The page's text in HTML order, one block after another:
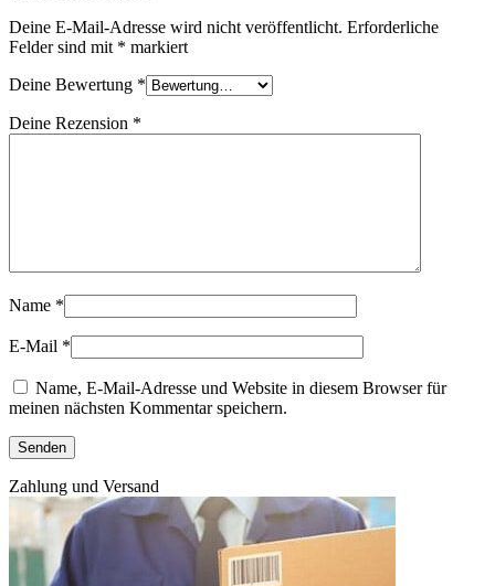
Deine E-Mail-Adresse wird nicht veröffentlicht. Erforderliche
Felder sind mit * markiert
Deine Bewertung *
Deine Rezension *
Name *
E-Mail *
Name, E-Mail-Adresse und Website in diesem Browser für
meinen nächsten Kommentar speichern.
Zahlung und Versand